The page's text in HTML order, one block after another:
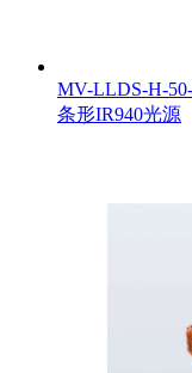
MV-LLDS-H-
条形IR940光源